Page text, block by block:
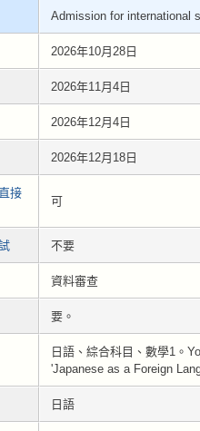
Admission for international
2026年10月28日
2026年11月4日
2026年12月4日
2026年12月18日
接
可
不要
資料審查
要。
日語、綜合科目、數學1。
'Japanese as a Foreign
日語